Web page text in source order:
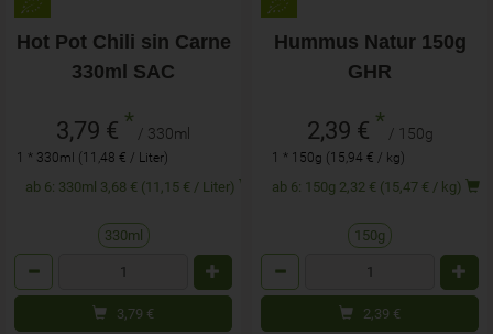
Hot Pot Chili sin Carne
330ml SAC
3,79 € * / 330ml
1 * 330ml (11,48 € / Liter)
ab 6: 330ml 3,68 € (11,15 € / Liter)
330ml
3,79 €
Hummus Natur 150g
GHR
2,39 € * / 150g
1 * 150g (15,94 € / kg)
ab 6: 150g 2,32 € (15,47 € / kg)
150g
2,39 €